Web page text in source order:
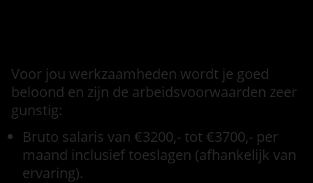
Voor jou werkzaamheden wordt je goed
beloond en zijn de arbeidsvoorwaarden zeer
gunstig:
Bruto salaris van €3200,- tot €3700,- per
maand inclusief toeslagen (afhankelijk van
ervaring).